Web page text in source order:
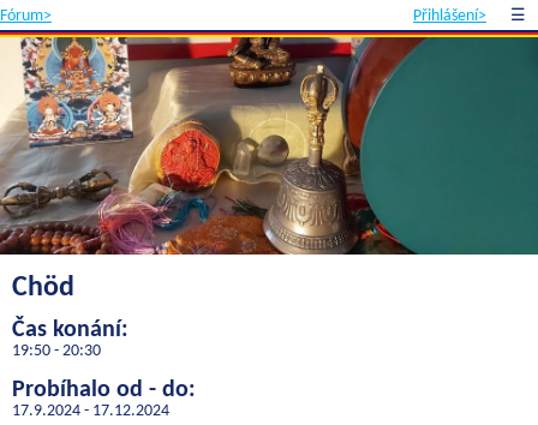
Fórum> Přihlášení> ☰
Chöd
Čas konání:
19:50 - 20:30
Probíhalo od - do:
17.9.2024 - 17.12.2024